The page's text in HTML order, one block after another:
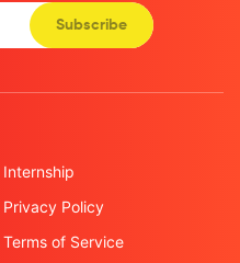
Subscribe
Internship
Privacy Policy
Terms of Service